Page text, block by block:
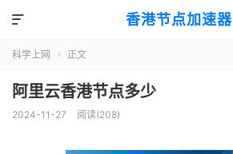
香港节点加速器

科学上网  正文
阿里云香港节点多少
2024-11-27 阅读(208)